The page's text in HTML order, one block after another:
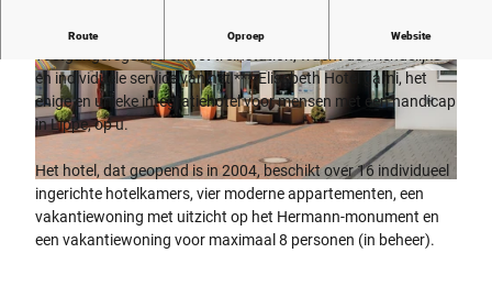
© Hotel Elisabeth
© Alex Waltke, www.alex.waltke.de © Alex Waltke, www.alex.waltke.de
Route Oproep Website
Gelegen in het centrum van Detmold, niet ver van het
en individuele service van het ***-Elisabeth Hotel garni, het
enige en unieke integratiehotel voor mensen met een handicap
in Lippe, op u.
Het hotel, dat geopend is in 2004, beschikt over 16 individueel
ingerichte hotelkamers, vier moderne appartementen, een
vakantiewoning met uitzicht op het Hermann-monument en
een vakantiewoning voor maximaal 8 personen (in beheer).